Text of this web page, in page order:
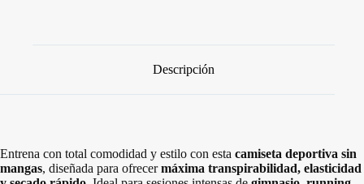
Descripción
Entrena con total comodidad y estilo con esta camiseta deportiva sin
mangas, diseñada para ofrecermáxima transpirabilidad, elasticidad